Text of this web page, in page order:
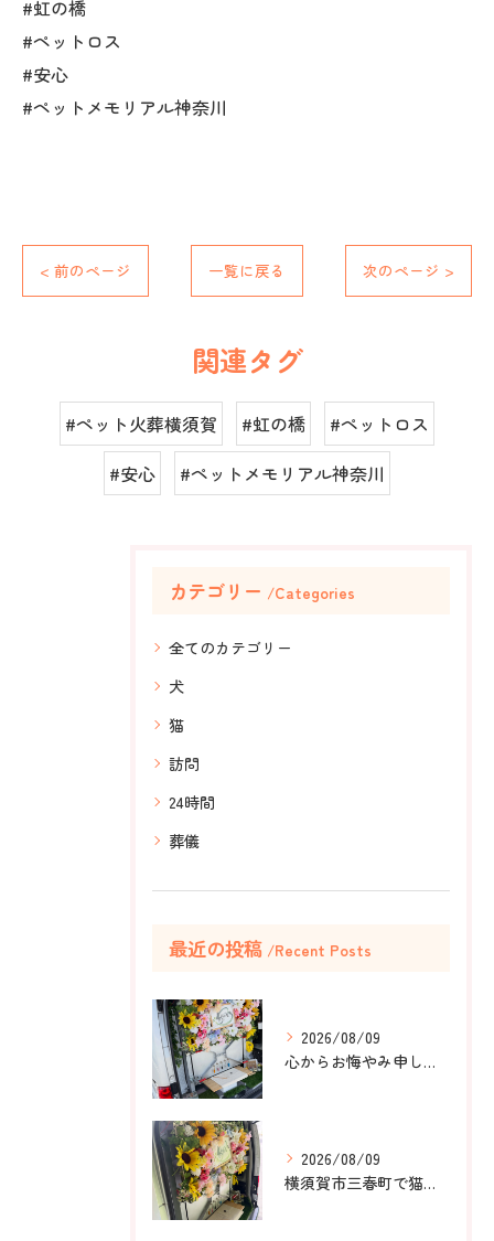
#虹の橋
#ペットロス
#安心
#ペットメモリアル神奈川
< 前のページ 一覧に戻る 次のページ >
関連タグ
#ペット火葬横須賀 #虹の橋
#ペットロス
#安心
#ペットメモリアル神奈川
カテゴリー Categories
全てのカテゴリー
犬
猫
訪問
24時間
葬儀
最近の投稿 Recent Posts
2026/08/09
心からお悔やみ申し上げます。
2026/08/09
横須賀市三春町で猫ちゃんのペット葬儀、ペット火葬をお手伝いさ...